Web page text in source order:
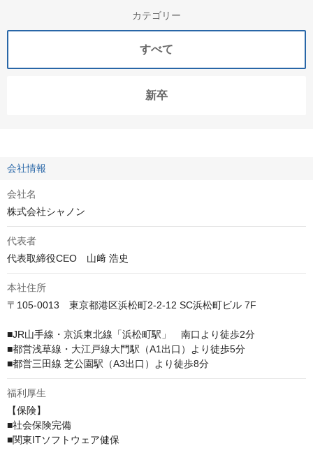
カテゴリー
すべて
新卒
会社情報
会社名
株式会社シャノン
代表者
代表取締役CEO　山﨑 浩史
本社住所
〒105-0013　東京都港区浜松町2-2-12 SC浜松町ビル 7F
■JR山手線・京浜東北線「浜松町駅」　南口より徒歩2分
■都営浅草線・大江戸線大門駅（A1出口）より徒歩5分
■都営三田線 芝公園駅（A3出口）より徒歩8分
福利厚生
【保険】
■社会保険完備
■関東ITソフトウェア健保